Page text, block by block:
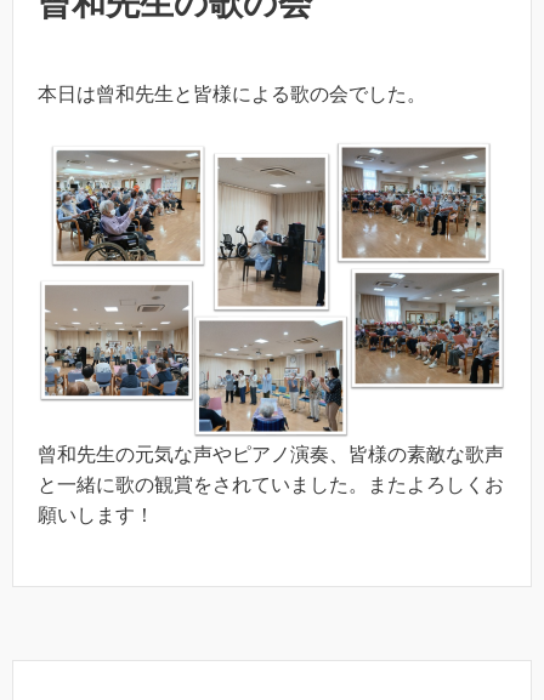
本日は曾和先生と皆様による歌の会でした。
曾和先生の元気な声やピアノ演奏、皆様の素敵な歌声
と一緒に歌の観賞をされていました。またよろしくお
願いします！